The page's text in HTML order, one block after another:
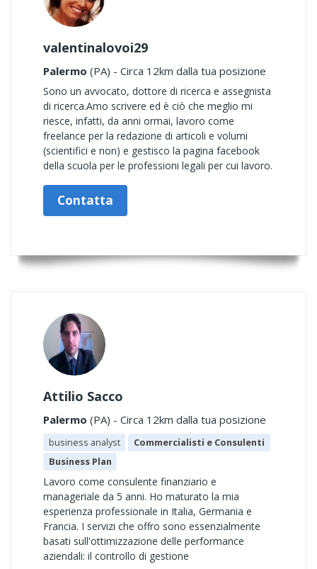
valentinalovoi29
Palermo (PA) - Circa 12km dalla tua posizione
Sono un avvocato, dottore di ricerca e assegnista
di ricerca.Amo scrivere ed è ciò che meglio mi
riesce, infatti, da anni ormai, lavoro come
freelance per la redazione di articoli e volumi
(scientifici e non) e gestisco la pagina facebook
della scuola per le professioni legali per cui lavoro.
Contatta
Attilio Sacco
Palermo (PA) - Circa 12km dalla tua posizione
business analyst
Commercialisti e Consulenti
Business Plan
Lavoro come consulente finanziario e
manageriale da 5 anni. Ho maturato la mia
esperienza professionale in Italia, Germania e
Francia. I servizi che offro sono essenzialmente
basati sull'ottimizzazione delle performance
aziendali: il controllo di gestione